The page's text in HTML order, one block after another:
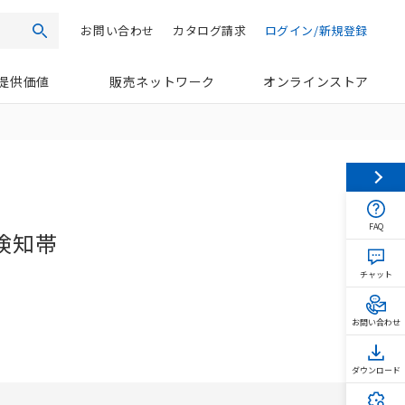
検索 ログイン/新規登録
カタログ請求
お問い合わせ
供価値 販売ネットワーク オンラインストア
知帯
FAQ
チャット
お問い合わせ
ダウンロード